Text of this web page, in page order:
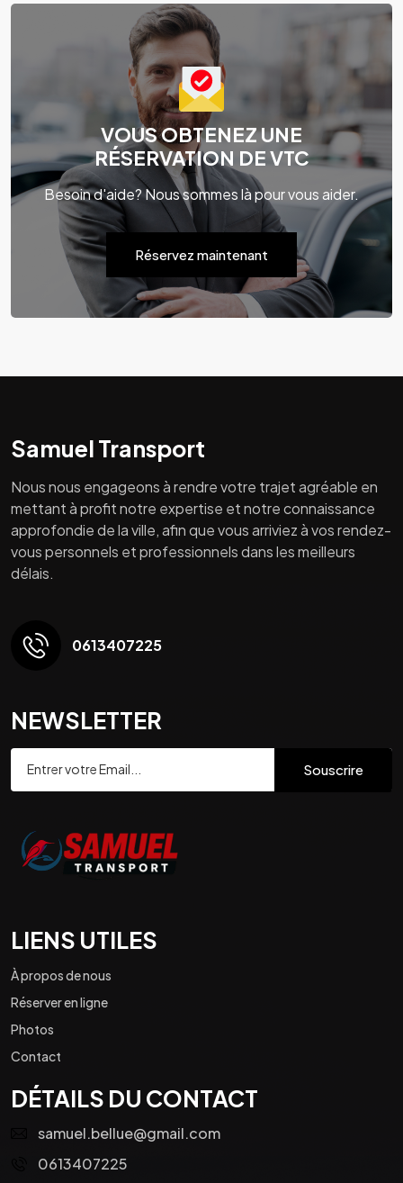
VOUS OBTENEZ UNE
RÉSERVATION DE VTC
Besoin d'aide? Nous sommes là pour vous aider.
Réservez maintenant
Samuel Transport
Nous nous engageons à rendre votre trajet agréable en
mettant à profit notre expertise et notre connaissance
approfondie de la ville, afin que vous arriviez à vos rendez-
vous personnels et professionnels dans les meilleurs
délais.
0613407225
NEWSLETTER
Souscrire
LIENS UTILES
À propos de nous
Réserver en ligne
Photos
Contact
DÉTAILS DU CONTACT
samuel.bellue@gmail.com
0613407225